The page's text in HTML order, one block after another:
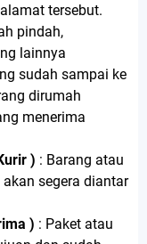
tersebut.
pindah,
lainnya
sudah sampai ke
dirumah
menerima
) : Barang atau
segera diantar
) : Paket atau